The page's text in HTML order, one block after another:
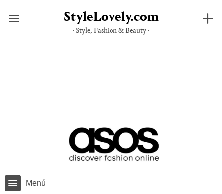
StyleLovely.com
· Style, Fashion & Beauty ·
Menú